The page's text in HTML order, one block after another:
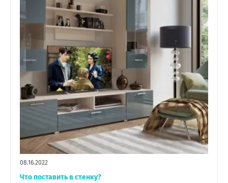
08.16.2022
Что поставить в стенку?